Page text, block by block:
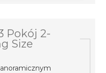
Pokój 2-
Size